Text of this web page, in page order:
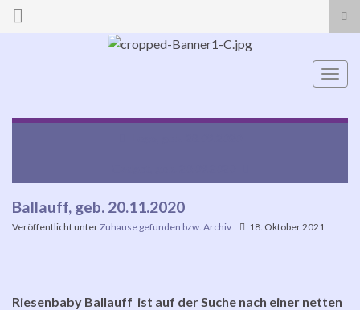
Search for:
Ballauff, geb. 20.11.2020
Veröffentlicht unterZuhause gefunden bzw. Archiv 18. Oktober 2021
Riesenbaby Ballauff ist auf der Suche nach einer netten